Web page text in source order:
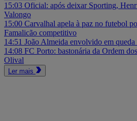
15:03 Oficial: após deixar Sporting,
Valongo
15:00 Carvalhal apela à paz no futebol
Famalicão competitivo
14:51 João Almeida envolvido em
14:08 FC Porto: bastonária da Ordem
Olival
Ler mais